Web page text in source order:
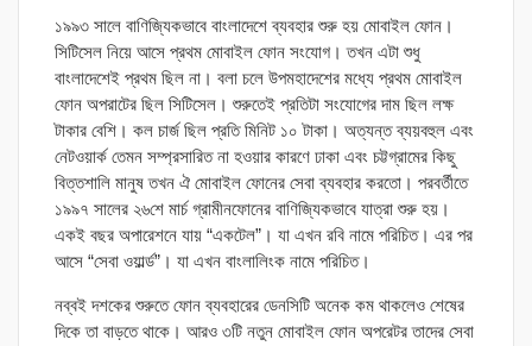
১৯৯৩ সালে বাণিজ্যিকভাবে বাংলাদেশে ব্যবহার শুরু হয় মোবাইল ফোন।
সিটিসেল নিয়ে আসে প্রথম মোবাইল ফোন সংযোগ। তখন এটা শুধু
বাংলাদেশেই প্রথম ছিল না। বলা চলে উপমহাদেশের মধ্যে প্রথম মোবাইল
ফোন অপরাটের ছিল সিটিসেল। শুরুতেই প্রতিটা সংযোগের দাম ছিল লক্ষ
টাকার বেশি। কল চার্জ ছিল প্রতি মিনিট ১০ টাকা। অত্যন্ত ব্যয়বহুল এবং
নেটওয়ার্ক তেমন সম্প্রসারিত না হওয়ার কারণে ঢাকা এবং চট্টগ্রামের কিছু
বিত্তশালি মানুষ তখন ঐ মোবাইল ফোনের সেবা ব্যবহার করতো। পরবর্তীতে
১৯৯৭ সালের ২৬শে মার্চ গ্রামীনফোনের বাণিজ্যিকভাবে যাত্রা শুরু হয়।
একই বছর অপারেশনে যায় “একটেল”। যা এখন রবি নামে পরিচিত। এর পর
আসে “সেবা ওয়ার্ল্ড”। যা এখন বাংলালিংক নামে পরিচিত।
নব্বই দশকের শুরুতে ফোন ব্যবহারের ডেনসিটি অনেক কম থাকলেও শেষের
দিকে তা বাড়তে থাকে। আরও ৩টি নতুন মোবাইল ফোন অপরেটর তাদের সেবা